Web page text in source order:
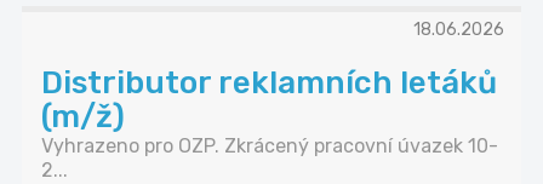
18.06.2026
Distributor reklamních letáků
(m/ž)
Vyhrazeno pro OZP. Zkrácený pracovní úvazek 10-
2...